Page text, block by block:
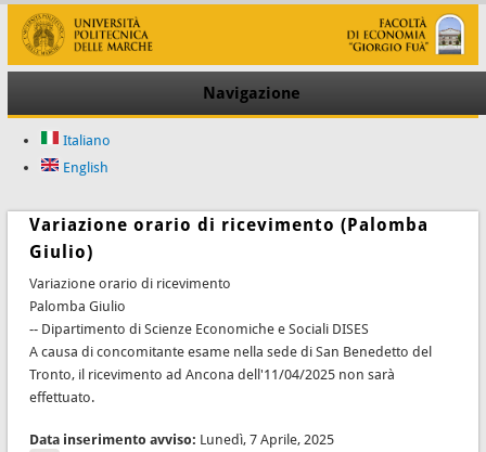
Navigazione
Italiano
English
Variazione orario di ricevimento (Palomba
Giulio)
Variazione orario di ricevimento
Palomba Giulio
-- Dipartimento di Scienze Economiche e Sociali DISES
A causa di concomitante esame nella sede di San Benedetto del
Tronto, il ricevimento ad Ancona dell'11/04/2025 non sarà
effettuato.
Data inserimento avviso: Lunedì, 7 Aprile, 2025